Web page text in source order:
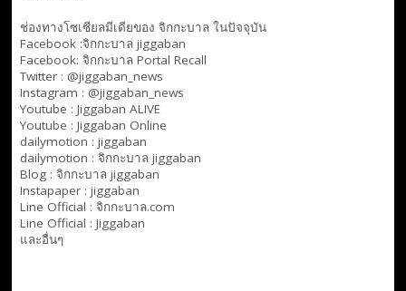
ช่องทางโซเซียลมีเดียของ จิกกะบาล ในปัจจุบัน
Facebook :จิกกะบาล jiggaban
Facebook: จิกกะบาล Portal Recall
Twitter : @jiggaban_news
Instagram : @jiggaban_news
Youtube : Jiggaban ALIVE
Youtube : Jiggaban Online
dailymotion : jiggaban
dailymotion : จิกกะบาล jiggaban
Blog : จิกกะบาล jiggaban
Instapaper : jiggaban
Line Official : จิกกะบาล.com
Line Official : Jiggaban
และอื่นๆ